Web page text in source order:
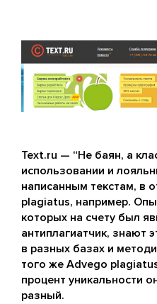
Text.ru — “Не баян, а
использовании и
написанным текстам, в
plagiatus, например.
которых на счету был
антиплагиатчик, знают
в разных базах и
того же Advego
процент уникальности
разный.